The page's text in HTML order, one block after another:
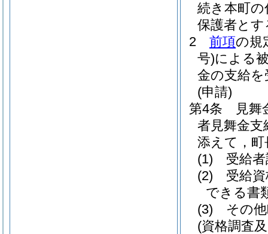
続き本町
保護者とす
2
前項の規
号)による
金の支給
(申請)
第4条
見舞
者見舞金支
添えて，
(1)
受給
(2)
受給
できる書
(3)
その
(資格調査